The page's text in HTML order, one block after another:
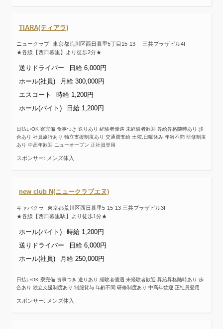
TIARA(ティアラ)
ニュークラブ- 東京都荒川区西日暮里5丁目15-13 三共プラザビル4F
★各線【西日暮里】より徒歩2分★
送りドライバー
日給 6,000円
ホール(社員)
月給 300,000円
エスコート
時給 1,200円
ホール(バイト)
日給 1,200円
日払いOK 寮完備 食事つき 送りあり 経験者優遇 未経験者歓迎 昇給昇格随時あり 歩
合あり 社員旅行あり 独立支援制度あり 交通費支給 土曜,日曜休み 年齢不問 研修制度
あり 中高年歓迎 ニューオープン 正社員登用
スポンサー: メンズ体入
new club N(ニュークラブエヌ)
キャバクラ- 東京都荒川区西日暮里5-15-13 三共プラザビル3F
★各線【西日暮里駅】より徒歩1分★
ホール(バイト)
時給 1,200円
送りドライバー
日給 6,000円
ホール(社員)
月給 250,000円
日払いOK 寮完備 食事つき 送りあり 経験者優遇 未経験者歓迎 昇給昇格随時あり 歩
合あり 独立支援制度あり 制服貸与 年齢不問 研修制度あり 中高年歓迎 正社員登用
スポンサー: メンズ体入